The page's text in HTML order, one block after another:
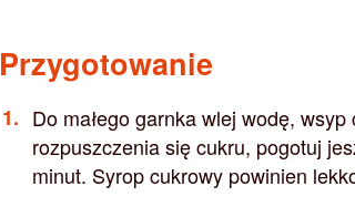
Przygotowanie
Do małego garnka wlej wodę,
rozpuszczenia się cukru, pogotuj
minut. Syrop cukrowy powinien